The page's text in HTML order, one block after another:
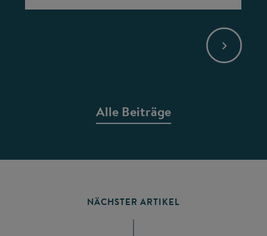
Alle Beiträge
NÄCHSTER ARTIKEL